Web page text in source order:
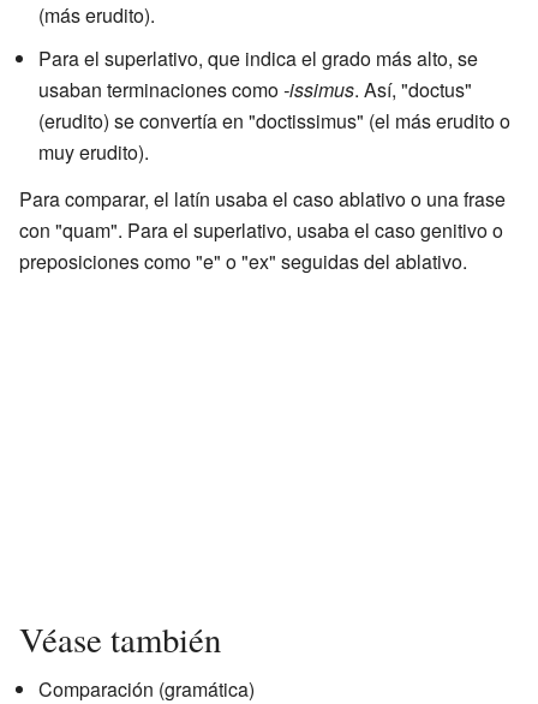
(más erudito).
Para el superlativo, que indica el grado más alto, se
usaban terminaciones como-issimus. Así, "doctus"
(erudito) se convertía en "doctissimus" (el más erudito o
muy erudito).
Para comparar, el latín usaba el caso ablativo o una frase
con "quam". Para el superlativo, usaba el caso genitivo o
preposiciones como "e" o "ex" seguidas del ablativo.
Véase también
Comparación (gramática)